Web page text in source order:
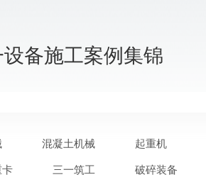
备施工案例集锦
混凝土机械 起重机
卡 三一筑工 破碎装备